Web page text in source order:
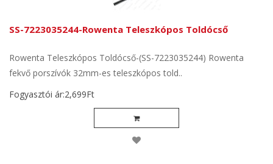
SS-7223035244-Rowenta Teleszkópos Toldócső
Rowenta Teleszkópos Toldócső-(SS-7223035244) Rowenta
fekvő porszívók 32mm-es teleszkópos told..
Fogyasztói ár:2,699Ft